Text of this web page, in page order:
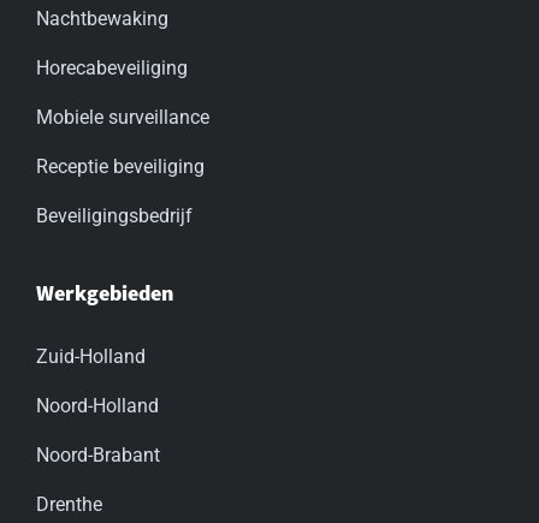
Nachtbewaking
Horecabeveiliging
Mobiele surveillance
Receptie beveiliging
Beveiligingsbedrijf
Werkgebieden
Zuid-Holland
Noord-Holland
Noord-Brabant
Drenthe